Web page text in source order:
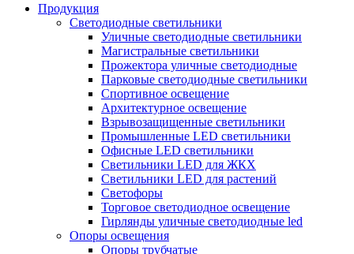
Продукция
Светодиодные светильники
Уличные светодиодные светильники
Магистральные светильники
Прожектора уличные светодиодные
Парковые светодиодные светильники
Спортивное освещение
Архитектурное освещение
Взрывозащищенные светильники
Промышленные LED светильники
Офисные LED светильники
Cветильники LED для ЖКХ
Светильники LED для растений
Светофоры
Торговое светодиодное освещение
Гирлянды уличные светодиодные led
Опоры освещения
Опоры трубчатые